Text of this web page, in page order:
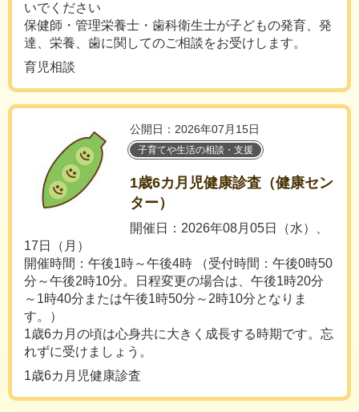
いでください
保健師・管理栄養士・歯科衛生士が子どもの発育、発
達、栄養、歯に関してのご相談をお受けします。
育児相談
公開日：2026年07月15日
子育てや生活の相談・支援
1歳6カ月児健康診査（健康セン
ター）
開催日：2026年08月05日（水）、
17日（月）
開催時間：午後1時～午後4時 （受付時間：午後0時50
分～午後2時10分。日程変更の場合は、午後1時20分
～1時40分または午後1時50分～2時10分となりま
す。）
1歳6カ月の頃は心身共に大きく成長する時期です。忘
れずに受けましょう。
1歳6カ月児健康診査